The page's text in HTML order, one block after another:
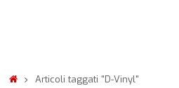
Articoli taggati "D-Vinyl"